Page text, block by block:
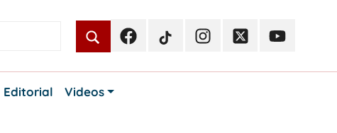
FacebookTikTokInstagramTwitterYoutube
Editorial Videos